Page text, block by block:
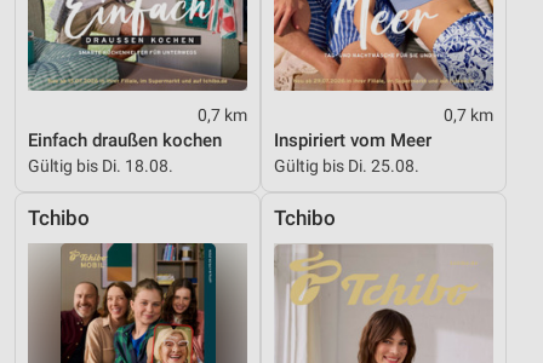
0,7 km
Einfach draußen kochen
Gültig bis Di. 18.08.
0,7 km
Inspiriert vom Meer
Gültig bis Di. 25.08.
Tchibo Tchibo
Geräte anhand von aktiv angeforderten
Informationen identifizieren
Notwendig
Werbung